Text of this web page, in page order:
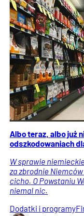
Albo teraz, albo już
odszkodowaniach
W sprawie
za zbrodnie
cicho. O Powstaniu
niemal nic.
Dodatki i programy